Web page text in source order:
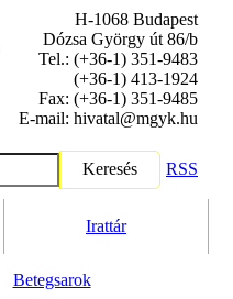
H-1068 Budapest
Dózsa György út 86/b
Tel.: (+36-1) 351-9483
(+36-1) 413-1924
Fax: (+36-1) 351-9485
E-mail: hivatal@mgyk.hu
Keresés RSS
Irattár
Betegsarok